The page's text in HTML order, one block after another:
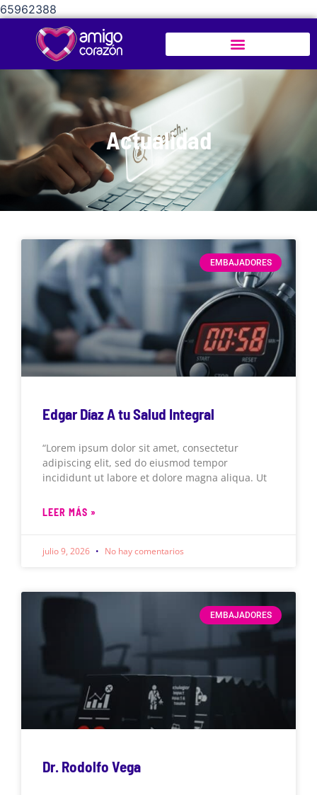
65962388
Actualidad
EMBAJADORES
Edgar Díaz A tu Salud Integral
“Lorem ipsum dolor sit amet, consectetur
adipiscing elit, sed do eiusmod tempor
incididunt ut labore et dolore magna aliqua. Ut
LEER MÁS »
julio 9, 2026 No hay comentarios
EMBAJADORES
Dr. Rodolfo Vega